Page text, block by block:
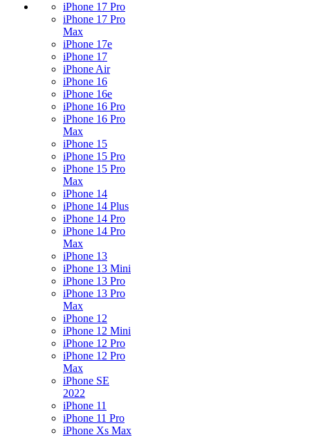
iPhone 17 Pro
iPhone 17 Pro
Max
iPhone 17e
iPhone 17
iPhone Air
iPhone 16
iPhone 16e
iPhone 16 Pro
iPhone 16 Pro
Max
iPhone 15
iPhone 15 Pro
iPhone 15 Pro
Max
iPhone 14
iPhone 14 Plus
iPhone 14 Pro
iPhone 14 Pro
Max
iPhone 13
iPhone 13 Mini
iPhone 13 Pro
iPhone 13 Pro
Max
iPhone 12
iPhone 12 Mini
iPhone 12 Pro
iPhone 12 Pro
Max
iPhone SE
2022
iPhone 11
iPhone 11 Pro
iPhone Xs Max